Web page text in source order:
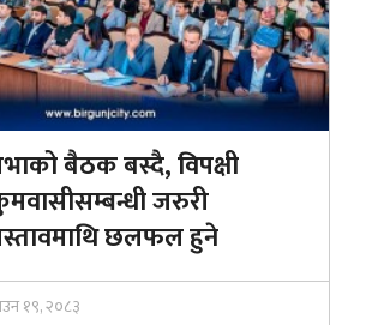
बैठक बस्दै, विपक्षी
जरुरी
छलफल हुने
१९, २०८३